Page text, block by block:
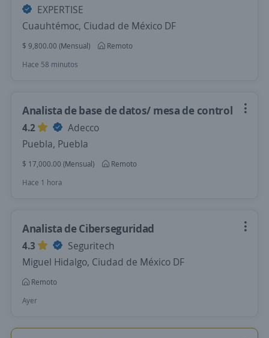
EXPERTISE
Cuauhtémoc, Ciudad de México DF
$ 9,800.00 (Mensual)
Remoto
Hace 58 minutos
Analista de base de datos/ mesa de control
4.2
Adecco
Puebla, Puebla
$ 17,000.00 (Mensual)
Remoto
Hace 1 hora
Analista de Ciberseguridad
4.3
Seguritech
Miguel Hidalgo, Ciudad de México DF
Remoto
Ayer